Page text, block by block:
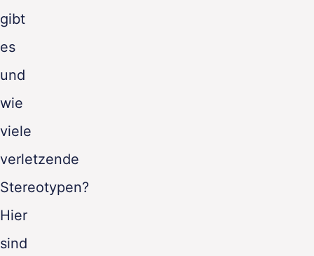
gibt
es
und
wie
viele
verletzende
Stereotypen?
Hier
sind